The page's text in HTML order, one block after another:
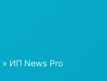
» ИП News Pro